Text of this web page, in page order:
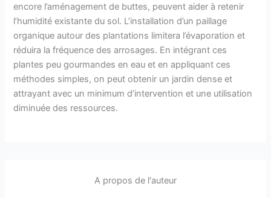
encore l’aménagement de buttes, peuvent aider à retenir
l’humidité existante du sol. L’installation d’un paillage
organique autour des plantations limitera l’évaporation et
réduira la fréquence des arrosages. En intégrant ces
plantes peu gourmandes en eau et en appliquant ces
méthodes simples, on peut obtenir un jardin dense et
attrayant avec un minimum d’intervention et une utilisation
diminuée des ressources.
A propos de l'auteur